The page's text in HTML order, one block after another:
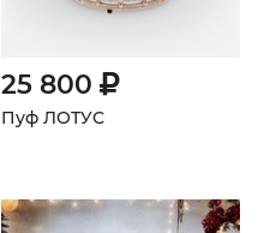
25 800
Пуф ЛОТУС